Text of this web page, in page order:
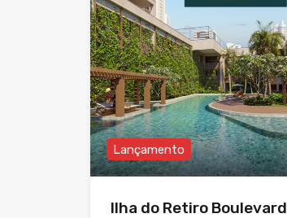
Lançamento
Ilha do Retiro Boulevard